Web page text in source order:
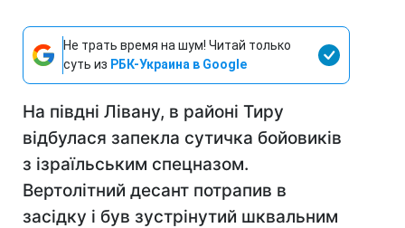
Не трать время на шум! Читай только
суть из РБК-Украина в Google
На півдні Лівану, в районі Тиру
відбулася запекла сутичка бойовиків
з ізраїльським спецназом.
Вертолітний десант потрапив в
засідку і був зустрінутий шквальним